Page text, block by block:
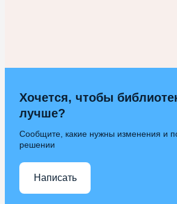
Хочется, чтобы
лучше?
Сообщите, какие нужны изменения и
решении
Написать